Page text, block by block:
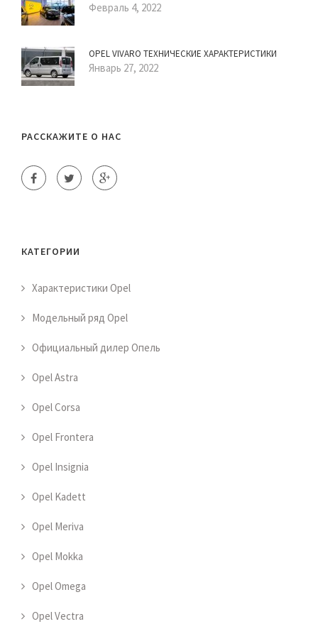
Февраль 4, 2022
OPEL VIVARO ТЕХНИЧЕСКИЕ ХАРАКТЕРИСТИКИ
Январь 27, 2022
РАССКАЖИТЕ О НАС
КАТЕГОРИИ
Характеристики Opel
Модельный ряд Opel
Официальный дилер Опель
Opel Astra
Opel Corsa
Opel Frontera
Opel Insignia
Opel Kadett
Opel Meriva
Opel Mokka
Opel Omega
Opel Vectra